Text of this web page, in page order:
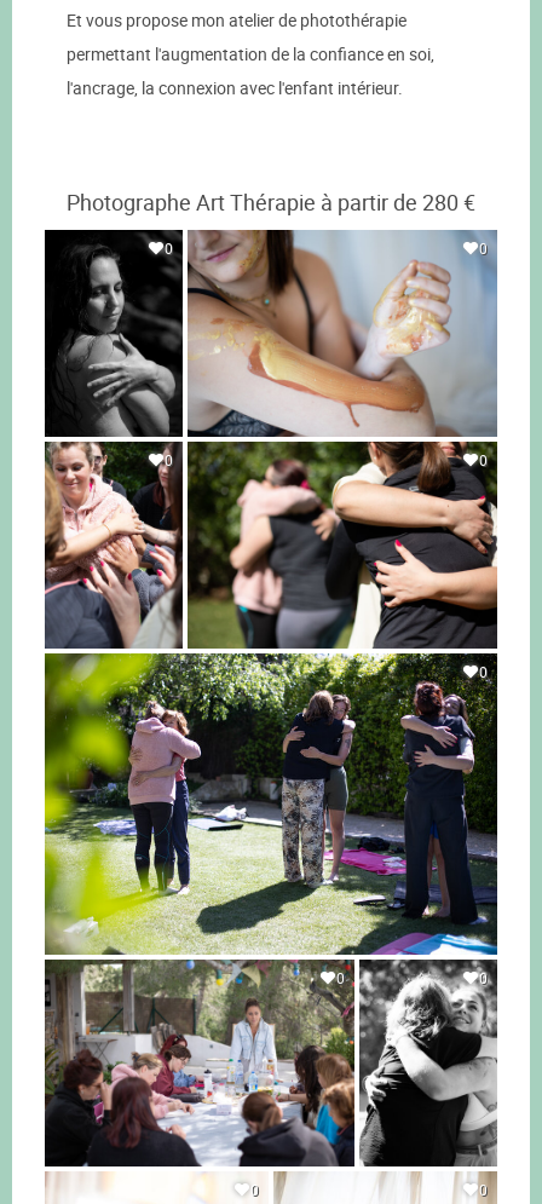
Et vous propose mon atelier de photothérapie
permettant l'augmentation de la confiance en soi,
l'ancrage, la connexion avec l'enfant intérieur.
Photographe Art Thérapie à partir de 280 €
0 0
0 0
0
0 0
0 0